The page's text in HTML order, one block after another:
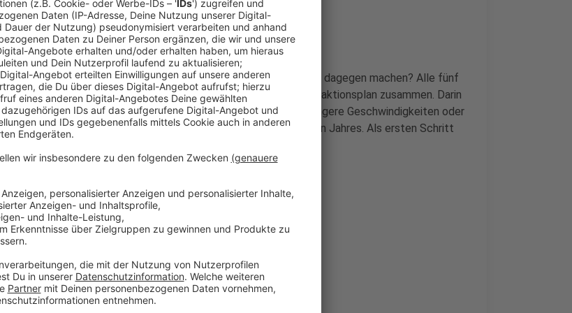
Anzeige
Wo bei uns in der Stadt ist es besonders laut – und was kann man dagegen machen? Alle fünf
Jahre überprüft die Stadt das und fasst es im so genannten Lärmaktionsplan zusammen. Darin
steht dann zum Beispiel, wo leiserer Asphalt gebraucht wird, geringere Geschwindigkeiten oder
Kreisverkehre. Fertig sein soll der Plan spätestens Mitte nächsten Jahres. Als ersten Schritt
Die Lärmkarte findet ihr hier
Anzeige
Mehr Meldungen aus Leverkusen
Anzeige